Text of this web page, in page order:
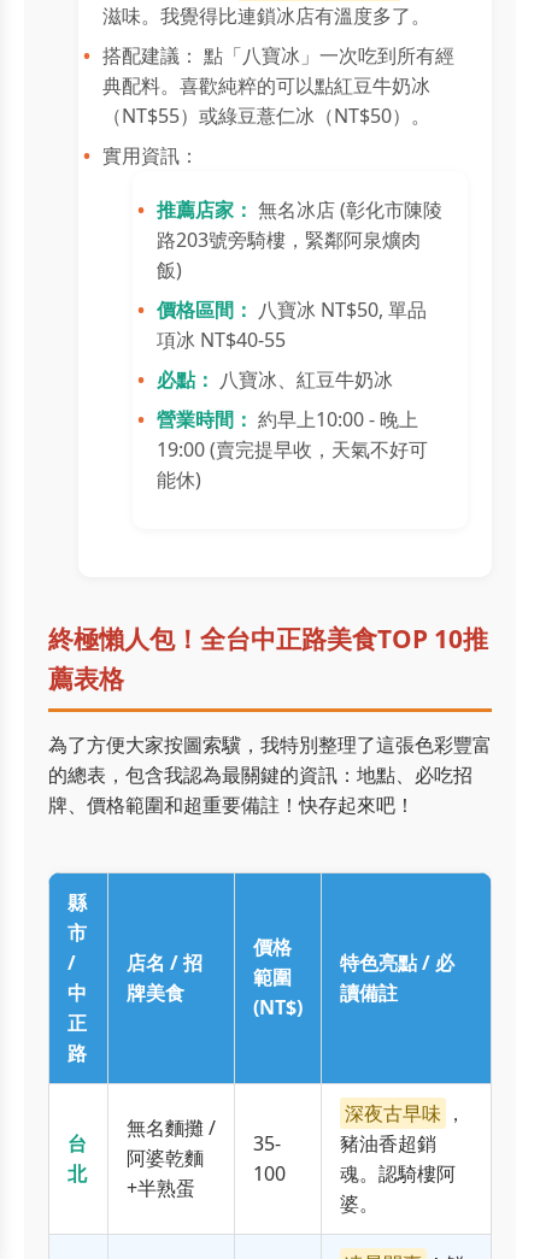
滋味。我覺得比連鎖冰店有溫度多了。
搭配建議： 點「八寶冰」一次吃到所有經
典配料。喜歡純粹的可以點紅豆牛奶冰
（NT$55）或綠豆薏仁冰（NT$50）。
實用資訊：
推薦店家： 無名冰店 (彰化市陳陵
路203號旁騎樓，緊鄰阿泉爌肉
飯)
價格區間： 八寶冰 NT$50, 單品
項冰 NT$40-55
必點： 八寶冰、紅豆牛奶冰
營業時間： 約早上10:00 - 晚上
19:00 (賣完提早收，天氣不好可
能休)
終極懶人包！全台中正路美食TOP 10推
薦表格
為了方便大家按圖索驥，我特別整理了這張色彩豐富
的總表，包含我認為最關鍵的資訊：地點、必吃招
牌、價格範圍和超重要備註！快存起來吧！
縣
市
/
中
正
路
店名 / 招
牌美食
價格
範圍
(NT$)
特色亮點 / 必
讀備註
台
北
無名麵攤 /
阿婆乾麵
+半熟蛋
35-
100
深夜古早味 ，
豬油香超銷
魂。認騎樓阿
婆。